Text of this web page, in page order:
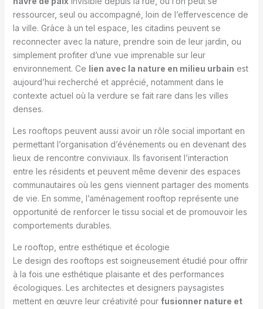
ressourcer, seul ou accompagné, loin de l’effervescence de
la ville. Grâce à un tel espace, les citadins peuvent se
reconnecter avec la nature, prendre soin de leur jardin, ou
simplement profiter d’une vue imprenable sur leur
environnement. Ce lien avec la nature en milieu urbain est
aujourd’hui recherché et apprécié, notamment dans le
contexte actuel où la verdure se fait rare dans les villes
denses.
Les rooftops peuvent aussi avoir un rôle social important en
permettant l’organisation d’événements ou en devenant des
lieux de rencontre conviviaux. Ils favorisent l’interaction
entre les résidents et peuvent même devenir des espaces
communautaires où les gens viennent partager des moments
de vie. En somme, l’aménagement rooftop représente une
opportunité de renforcer le tissu social et de promouvoir les
comportements durables.
Le rooftop, entre esthétique et écologie
Le design des rooftops est soigneusement étudié pour offrir
à la fois une esthétique plaisante et des performances
écologiques. Les architectes et designers paysagistes
mettent en œuvre leur créativité pour fusionner nature et